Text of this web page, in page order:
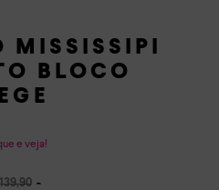
MISSISSIPI
BLOCO
e veja!
139,90